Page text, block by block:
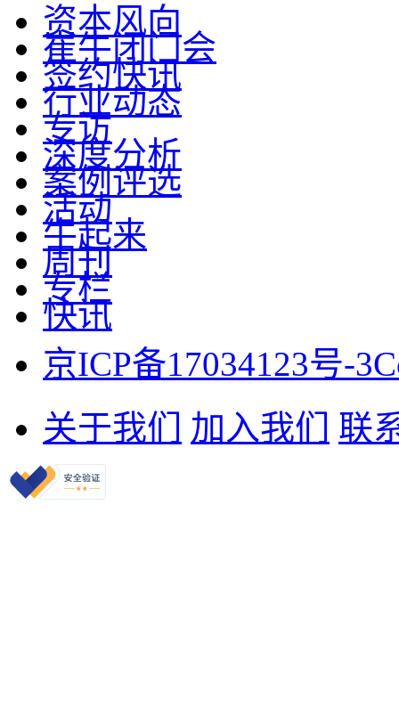
资本风向
崔牛闭门会
签约快讯
行业动态
专访
深度分析
案例评选
活动
牛起来
周刊
专栏
快讯
京ICP备17034123号-3
关于我们 加入我们 联